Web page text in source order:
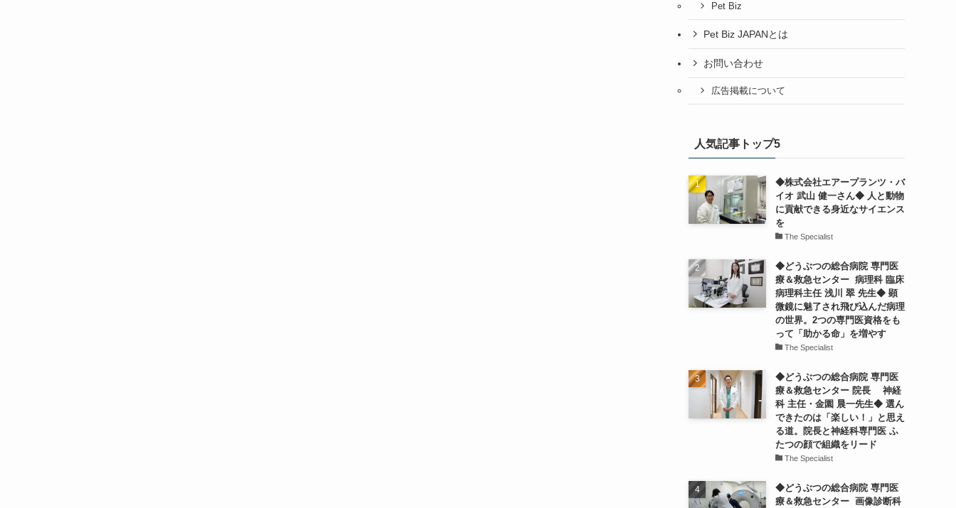
Pet Biz
Pet Biz JAPANとは
お問い合わせ
広告掲載について
人気記事トップ5
◆株式会社エアープランツ・バ
イオ 武山 健一さん◆ 人と動物
に貢献できる身近なサイエンス
を
The Specialist
◆どうぶつの総合病院 専門医
療＆救急センター 病理科 臨床
病理科主任 浅川 翠 先生◆ 顕
微鏡に魅了され飛び込んだ病理
の世界。2つの専門医資格をも
って「助かる命」を増やす
The Specialist
◆どうぶつの総合病院 専門医
療＆救急センター 院長 神経
科 主任・金園 晨一先生◆ 選ん
できたのは「楽しい！」と思え
る道。院長と神経科専門医 ふ
たつの顔で組織をリード
The Specialist
◆どうぶつの総合病院 専門医
療＆救急センター 画像診断科